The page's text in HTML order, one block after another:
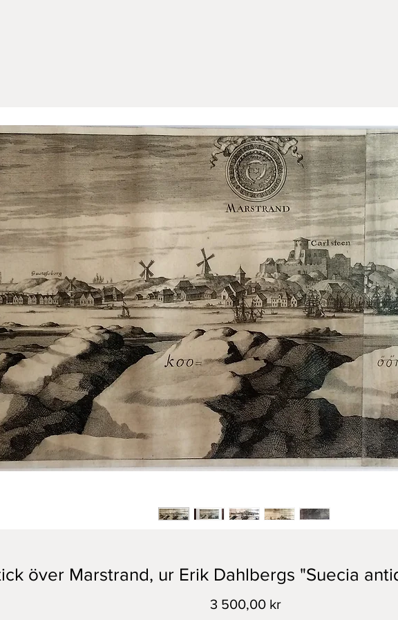
över Marstrand, ur Erik Dahlbergs "Suecia
3 500,00 krPris